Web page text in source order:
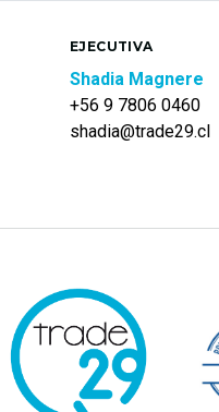
EJECUTIVA
Shadia Magnere
+56 9 7806 0460
shadia@trade29.cl